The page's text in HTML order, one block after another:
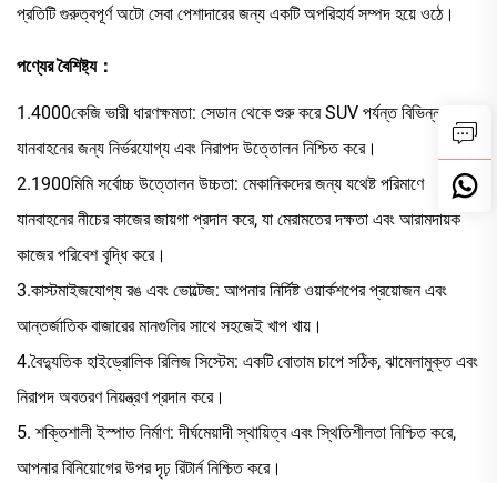
প্রতিটি গুরুত্বপূর্ণ অটো সেবা পেশাদারের জন্য একটি অপরিহার্য সম্পদ হয়ে ওঠে।
পণ্যের বৈশিষ্ট্য：
1.4000কেজি ভারী ধারণক্ষমতা: সেডান থেকে শুরু করে SUV পর্যন্ত বিভিন্ন ধরনের
যানবাহনের জন্য নির্ভরযোগ্য এবং নিরাপদ উত্তোলন নিশ্চিত করে।
2.1900মিমি সর্বোচ্চ উত্তোলন উচ্চতা: মেকানিকদের জন্য যথেষ্ট পরিমাণে
যানবাহনের নীচের কাজের জায়গা প্রদান করে, যা মেরামতের দক্ষতা এবং আরামদায়ক
কাজের পরিবেশ বৃদ্ধি করে।
3.কাস্টমাইজযোগ্য রঙ এবং ভোল্টেজ: আপনার নির্দিষ্ট ওয়ার্কশপের প্রয়োজন এবং
আন্তর্জাতিক বাজারের মানগুলির সাথে সহজেই খাপ খায়।
4.বৈদ্যুতিক হাইড্রোলিক রিলিজ সিস্টেম: একটি বোতাম চাপে সঠিক, ঝামেলামুক্ত এবং
নিরাপদ অবতরণ নিয়ন্ত্রণ প্রদান করে।
5. শক্তিশালী ইস্পাত নির্মাণ: দীর্ঘমেয়াদী স্থায়িত্ব এবং স্থিতিশীলতা নিশ্চিত করে,
আপনার বিনিয়োগের উপর দৃঢ় রিটার্ন নিশ্চিত করে।